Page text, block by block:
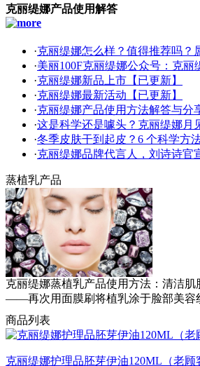
克丽缇娜产品使用解答
·克丽缇娜怎么样？值得推荐吗？
·美丽100F克丽缇娜公众号：克丽
·克丽缇娜新品上市【已更新】
·克丽缇娜最新活动【已更新】
·克丽缇娜产品使用方法解答与分
·这是科学还是噱头？克丽缇娜月
·冬季皮肤干到起皮？6 个科学方
·克丽缇娜品牌代言人，刘诗诗官
蒸植乳产品
克丽缇娜蒸植乳产品使用方法：清洁
——再次用面膜刷将植乳涂于脸部美容
商品列表
克丽缇娜护理品胚芽伊油120ML（老顾